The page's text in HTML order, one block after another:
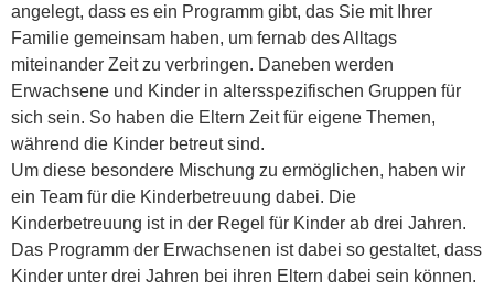
angelegt, dass es ein Programm gibt, das Sie mit Ihrer
Familie gemeinsam haben, um fernab des Alltags
miteinander Zeit zu verbringen. Daneben werden
Erwachsene und Kinder in altersspezifischen Gruppen für
sich sein. So haben die Eltern Zeit für eigene Themen,
während die Kinder betreut sind.
Um diese besondere Mischung zu ermöglichen, haben wir
ein Team für die Kinderbetreuung dabei. Die
Kinderbetreuung ist in der Regel für Kinder ab drei Jahren.
Das Programm der Erwachsenen ist dabei so gestaltet, dass
Kinder unter drei Jahren bei ihren Eltern dabei sein können.